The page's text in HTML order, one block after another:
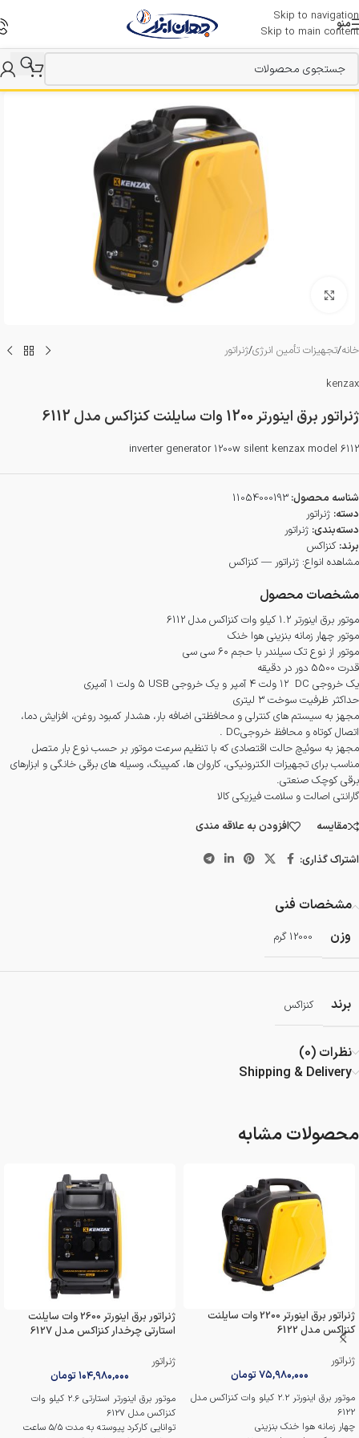
Skip to navigation
Skip to main content
منو
خانه/تجهیزات تأمین انرژی/ژنراتور
kenzax
ژنراتور برق اینورتر 1200 وات سایلنت کنزاکس مدل 6112
inverter generator 1200w silent kenzax model 6112
شناسه محصول: 11054000193
دسته: ژنراتور
دسته‌بندی: ژنراتور
برند: کنزاکس
مشاهده انواع: ژنراتور — کنزاکس
مشخصات محصول
موتور برق اینورتر 1.2 کیلو وات کنزاکس مدل 6112
موتور چهار زمانه بنزینی هوا خنک
موتور از نوع تک سیلندر با حجم ۶۰ سی سی
قدرت 5500 دور در دقیقه
یک خروجی DC
USB
حداکثر ظرفیت سوخت ۳ لیتری
مجهز به سیستم های کنترلی و محافظتی اضافه بار، هشدار کمبود روغن، افزایش دما،
اتصال کوتاه و محافظ خروجیDC
.
مجهز به سوئیچ حالت اقتصادی که با تنظیم سرعت موتور بر حسب نوع بار متصل
مناسب برای تجهیزات الکترونیکی، کاروان ها، کمپینگ، وسیله های برقی خانگی و ابزارهای
برقی کوچک صنعتی.
گارانتی اصالت و سلامت فیزیکی کالا
مقایسه
افزودن به علاقه مندی
اشتراک گذاری:
مشخصات فنی
وزن
12000 گرم
برند کنزاکس
نظرات (0)
Shipping & Delivery
محصولات مشابه
ژنراتور برق اینورتر 2200 وات سایلنت
کنزاکس مدل 6122
ژنراتور
۷۵,۹۸۰,۰۰۰تومان
موتور برق اینورتر 2.2 کیلو وات کنزاکس مدل
6122
چهار زمانه هوا خنک بنزینی
ژنراتور برق اینورتر 2600 وات سایلنت
استارتی چرخدار کنزاکس مدل 6127
ژنراتور
۱۰۴,۹۸۰,۰۰۰تومان
موتور برق اینورتر استارتی 2.6 کیلو وات
کنزاکس مدل 6127
توانایی کارکرد پیوسته به مدت 5/5 ساعت